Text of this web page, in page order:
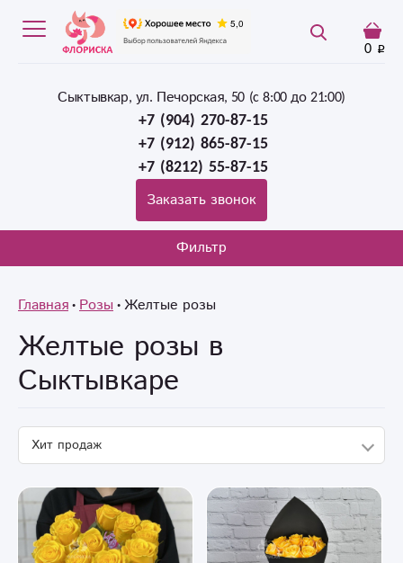
0
Сыктывкар, ул. Печорская, 50 (c 8:00 до 21:00)
+7 (904) 270-87-15
+7 (912) 865-87-15
+7 (8212) 55-87-15
Заказать звонок
Фильтр
Главная Розы Желтые розы
Желтые розы в
Сыктывкаре